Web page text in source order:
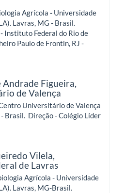
Agrícola - Universidade
Lavras, MG - Brasil.
Instituto Federal do Rio de
Paulo de Frontin, RJ -
Andrade Figueira,
de Valença
Universitário de Valença
- Brasil. Direção - Colégio Líder
Vilela,
de Lavras
Agrícola - Universidade
Lavras, MG-Brasil.